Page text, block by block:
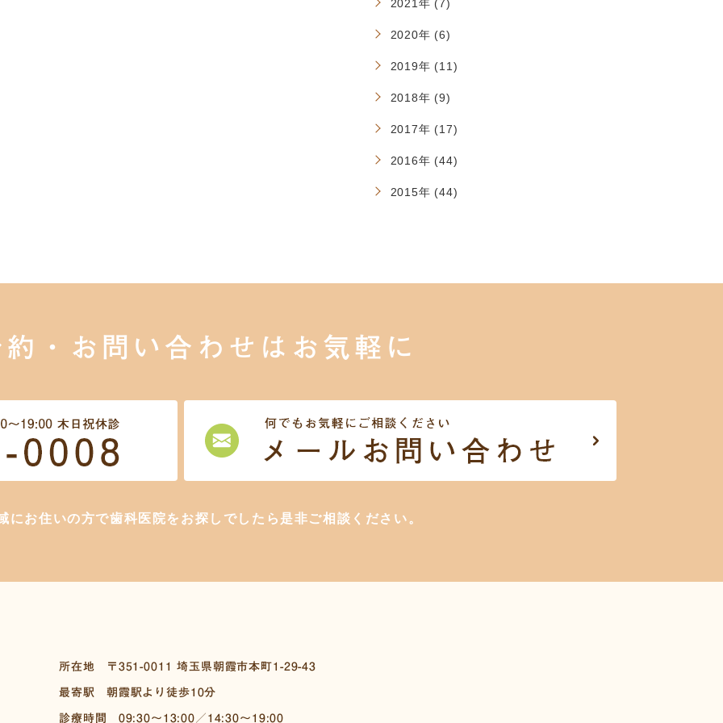
2021年 (7)
2020年 (6)
2019年 (11)
2018年 (9)
2017年 (17)
2016年 (44)
2015年 (44)
・お問い合わせは お気軽に
にお住いの方で歯科医院をお探しでしたら是非ご相談ください。
所在地 〒351-0011埼玉県朝霞市本町1-29-43
最寄駅 朝霞駅より徒歩10分
診療時間 09:30～13:00／14:30～19:00